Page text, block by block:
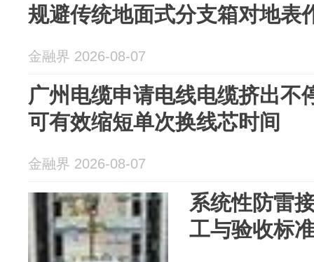
规避传统地面式分支箱对地表
金融界 2026-08-07
广州电缆申请电线电缆挤出不
可有效缩短单次换线芯时间
金融界 2026-08-07
系统性防雷
工与验收标